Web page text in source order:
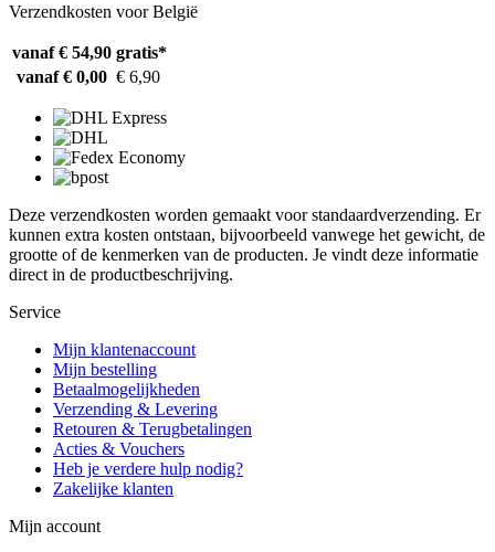
Verzendkosten voor België
vanaf € 54,90 gratis*
vanaf € 0,00 € 6,90
Deze verzendkosten worden gemaakt voor standaardverzending. Er
kunnen extra kosten ontstaan, bijvoorbeeld vanwege het gewicht, de
grootte of de kenmerken van de producten. Je vindt deze informatie
direct in de productbeschrijving.
Service
Mijn klantenaccount
Mijn bestelling
Betaalmogelijkheden
Verzending & Levering
Retouren & Terugbetalingen
Acties & Vouchers
Heb je verdere hulp nodig?
Zakelijke klanten
Mijn account